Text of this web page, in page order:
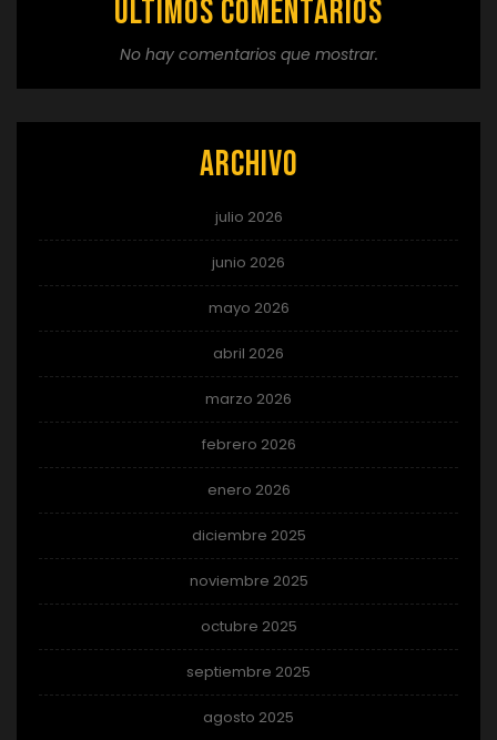
Últimos comentarios
No hay comentarios que mostrar.
Archivo
julio 2026
junio 2026
mayo 2026
abril 2026
marzo 2026
febrero 2026
enero 2026
diciembre 2025
noviembre 2025
octubre 2025
septiembre 2025
agosto 2025